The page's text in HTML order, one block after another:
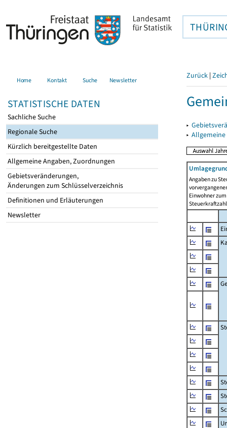
Home Kontakt Suche Newsletter
STATISTISCHE DATEN
Sachliche Suche
Regionale Suche
Kürzlich bereitgestellte Daten
Allgemeine Angaben, Zuordnungen
Gebietsveränderungen,
Änderungen zum Schlüsselverzeichnis
Definitionen und Erläuterungen
Newsletter
Zurück |
▸
▸
Angaben zu
Einwohner